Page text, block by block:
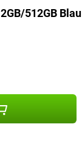
512GB Blau